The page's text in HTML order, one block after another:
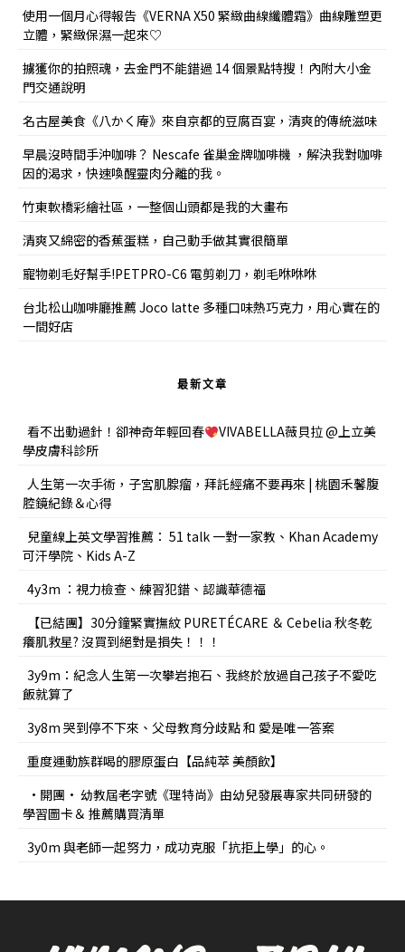
使用一個月心得報告《VERNA X50 緊緻曲線纖體霜》曲線雕塑更
立體，緊緻保濕一起來♡
擄獲你的拍照魂，去金門不能錯過 14 個景點特搜！內附大小金
門交通說明
名古屋美食《八かく庵》來自京都的豆腐百宴，清爽的傳統滋味
早晨沒時間手沖咖啡？ Nescafe 雀巢金牌咖啡機 ，解決我對咖啡
因的渴求，快速喚醒靈肉分離的我。
竹東軟橋彩繪社區，一整個山頭都是我的大畫布
清爽又綿密的香蕉蛋糕，自己動手做其實很簡單
寵物剃毛好幫手!PETPRO-C6 電剪剃刀，剃毛咻咻咻
台北松山咖啡廳推薦 Joco latte 多種口味熱巧克力，用心實在的
一間好店
最新文章
看不出動過針！卻神奇年輕回春
VIVABELLA薇貝拉 @上立美
學皮膚科診所
人生第一次手術，子宮肌腺瘤，拜託經痛不要再來 | 桃園禾馨腹
腔鏡紀錄＆心得
兒童線上英文學習推薦： 51 talk 一對一家教、Khan Academy
可汗學院、Kids A-Z
4y3m ：視力檢查、練習犯錯、認識華德福
【已結團】30分鐘緊實撫紋 PURETÉCARE ＆ Cebelia 秋冬乾
癢肌救星? 沒買到絕對是損失！！！
3y9m：紀念人生第一次攀岩抱石、我終於放過自己孩子不愛吃
飯就算了
3y8m 哭到停不下來、父母教育分歧點 和 愛是唯一答案
重度運動族群喝的膠原蛋白【品純萃 美顏飲】
•開團• 幼教屆老字號《理特尚》由幼兒發展專家共同研發的
學習圖卡＆ 推薦購買清單
3y0m 與老師一起努力，成功克服「抗拒上學」的心。